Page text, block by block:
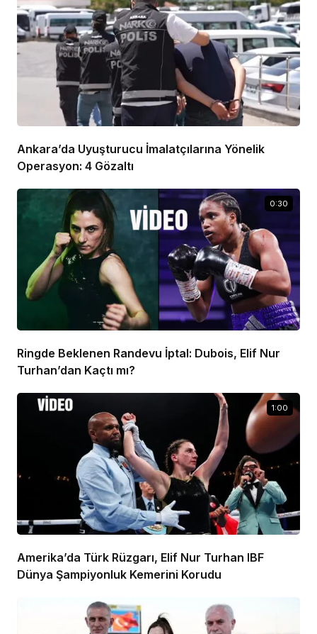
Ankara’da Uyuşturucu İmalatçılarına Yönelik
Operasyon: 4 Gözaltı
0:30
Ringde Beklenen Randevu İptal: Dubois, Elif Nur
Turhan’dan Kaçtı mı?
1:00
Amerika’da Türk Rüzgarı, Elif Nur Turhan IBF
Dünya Şampiyonluk Kemerini Korudu